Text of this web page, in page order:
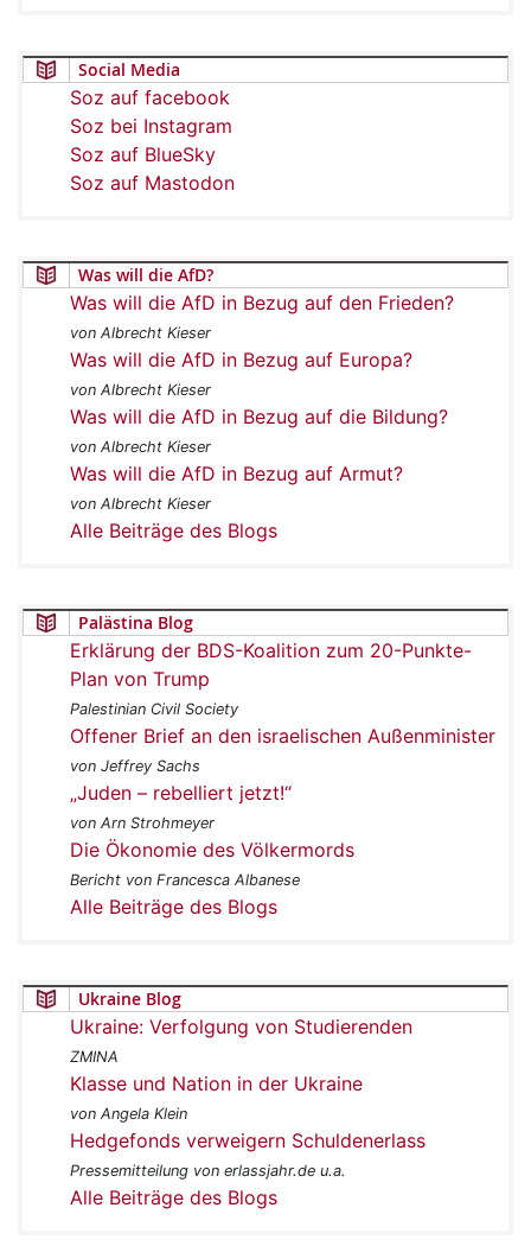
Social Media
Soz auf facebook
Soz bei Instagram
Soz auf BlueSky
Soz auf Mastodon
Was will die AfD?
Was will die AfD in Bezug auf den Frieden?
von Albrecht Kieser
Was will die AfD in Bezug auf Europa?
von Albrecht Kieser
Was will die AfD in Bezug auf die Bildung?
von Albrecht Kieser
Was will die AfD in Bezug auf Armut?
von Albrecht Kieser
Alle Beiträge des Blogs
Palästina Blog
Erklärung der BDS-Koalition zum 20-Punkte-
Plan von Trump
Palestinian Civil Society
Offener Brief an den israelischen Außenminister
von Jeffrey Sachs
„Juden – rebelliert jetzt!“
von Arn Strohmeyer
Die Ökonomie des Völkermords
Bericht von Francesca Albanese
Alle Beiträge des Blogs
Ukraine Blog
Ukraine: Verfolgung von Studierenden
ZMINA
Klasse und Nation in der Ukraine
von Angela Klein
Hedgefonds verweigern Schuldenerlass
Pressemitteilung von erlassjahr.de u.a.
Alle Beiträge des Blogs